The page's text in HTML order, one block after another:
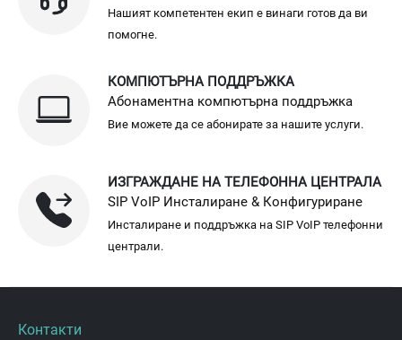
Нашият компетентен екип е винаги готов да ви
помогне.
КОМПЮТЪРНА ПОДДРЪЖКА
Абонаментна компютърна поддръжка
Вие можете да се абонирате за нашите услуги.
ИЗГРАЖДАНЕ НА ТЕЛЕФОННА ЦЕНТРАЛА
SIP VoIP Инсталиране & Конфигуриране
Инсталиране и поддръжка на SIP VoIP телефонни
централи.
Контакти